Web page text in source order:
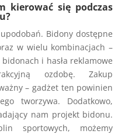
kierować się podczas
Bidony dostępne
w wielu kombinacjach –
i hasła reklamowe
ozdobę. Zakup
– gadżet ten powinien
tworzywa. Dodatkowo,
nam projekt bidonu.
sportowych, możemy